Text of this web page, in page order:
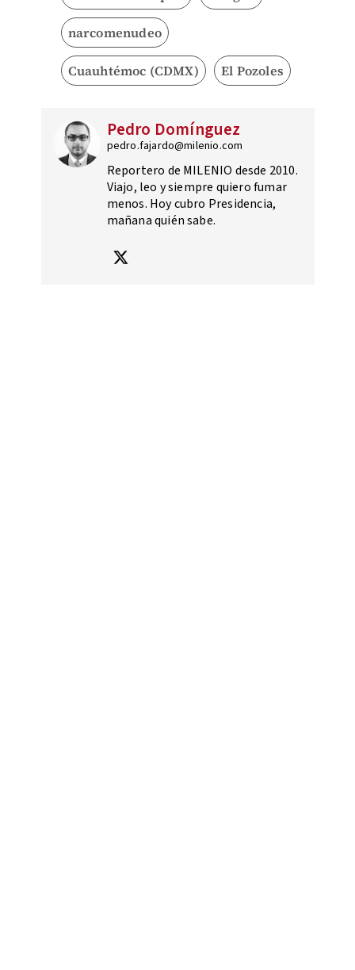
narcomenudeo
Cuauhtémoc (CDMX) El Pozoles
Pedro Domínguez
pedro.fajardo@milenio.com
Reportero de MILENIO desde 2010.
Viajo, leo y siempre quiero fumar
menos. Hoy cubro Presidencia,
mañana quién sabe.